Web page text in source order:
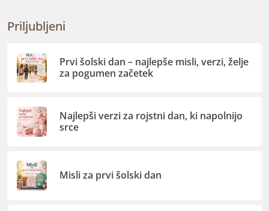
Priljubljeni
Prvi šolski dan – najlepše misli, verzi, želje
za pogumen začetek
Najlepši verzi za rojstni dan, ki napolnijo
srce
Misli za prvi šolski dan